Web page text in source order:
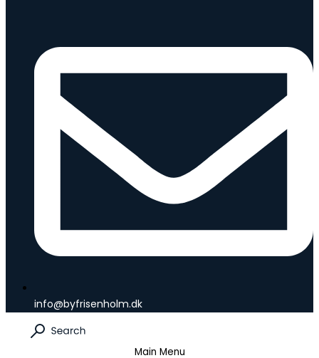
info@byfrisenholm.dk
Main Menu